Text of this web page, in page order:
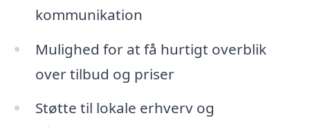
kommunikation
Mulighed for at få hurtigt overblik
over tilbud og priser
Støtte til lokale erhverv og